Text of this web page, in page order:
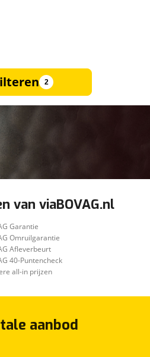
2
van viaBOVAG.nl
Garantie
Omruilgarantie
Afleverbeurt
40-Puntencheck
all-in prijzen
aanbod